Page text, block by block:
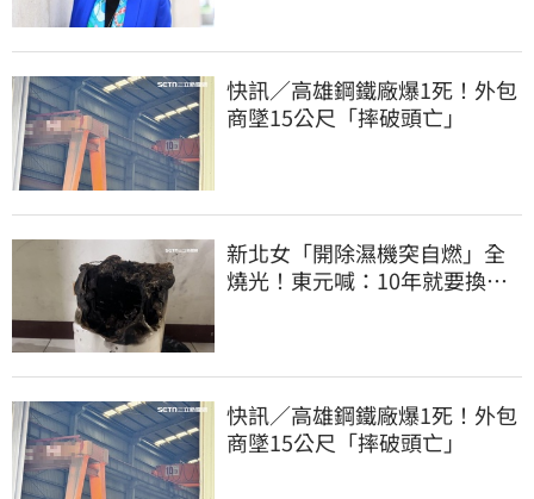
快訊／高雄鋼鐵廠爆1死！外包
商墜15公尺「摔破頭亡」
新北女「開除濕機突自燃」全
燒光！東元喊：10年就要換
快訊／高雄鋼鐵廠爆1死！外包
商墜15公尺「摔破頭亡」